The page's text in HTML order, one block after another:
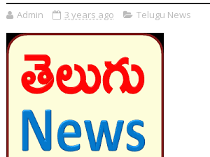
Admin 3 years ago Telugu News